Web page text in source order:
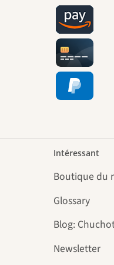
Intéressant
Boutique du
Glossary
Blog:
Newsletter